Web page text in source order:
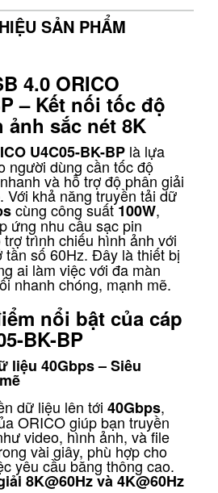
SẢN PHẨM
4.0 ORICO
– Kết nối tốc độ
sắc nét 8K
U4C05-BK-BP là lựa
người dùng cần tốc độ
và hỗ trợ độ phân giải
Với khả năng truyền tải dữ
cùng công suất100W,
ứng nhu cầu sạc pin
trình chiếu hình ảnh với
tần số 60Hz. Đây là thiết bị
ai làm việc với đa màn
nhanh chóng, mạnh mẽ.
nổi bật của cáp
BK-BP
liệu 40Gbps – Siêu
dữ liệu lên tới 40Gbps,
ORICO giúp bạn truyền
video, hình ảnh, và file
vài giây, phù hợp cho
yêu cầu băng thông cao.
8K@60Hz và 4K@60Hz